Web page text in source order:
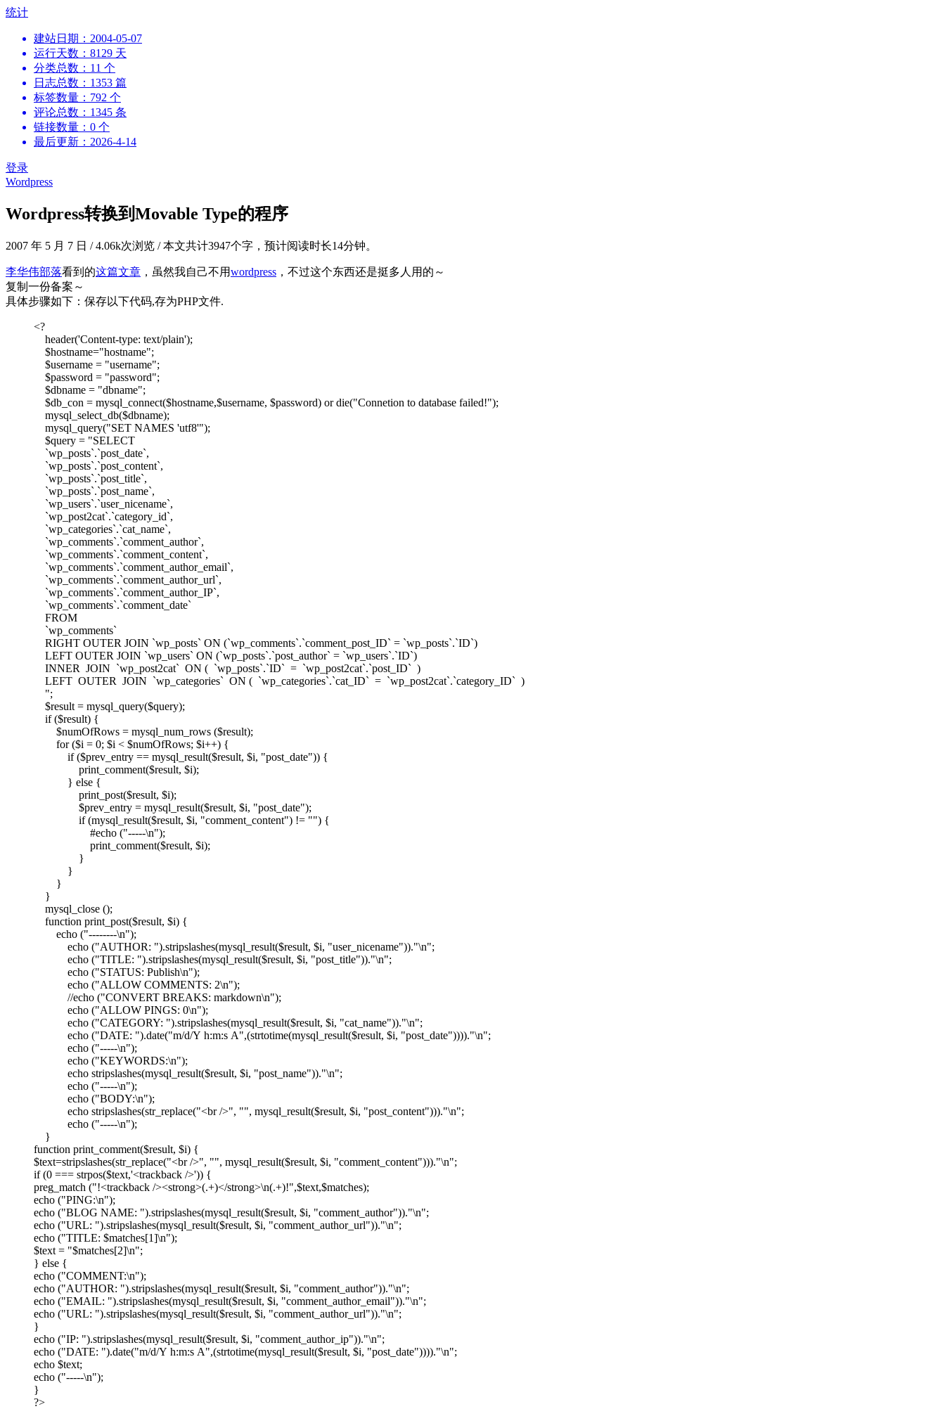
跳
统计
建站日期：2004-05-07
运行天数：8129 天
分类总数：11 个
日志总数：1353 篇
标签数量：792 个
评论总数：1345 条
链接数量：0 个
最后更新：2026-4-14
登录
Wordpress
Wordpress转换到Movable Type的程序
2007 年 5 月 7 日 /4.06k次浏览 /本文共计3947个字，预计阅读时长14分钟。
李华伟部落看到的这篇文章 ，虽然我自己不用wordpress ，不过这个东西还是挺多人用的～
复制一份备案～
具体步骤如下：保存以下代码,存为PHP文件.
<?
header('Content-type: text/plain');
$hostname="hostname";
$username = "username";
$password = "password";
$dbname = "dbname";
$db_con = mysql_connect($hostname,$username, $password) or die("Connetion to database failed!");
mysql_select_db($dbname);
mysql_query("SET NAMES 'utf8'");
$query = "SELECT
`wp_posts`.`post_date`,
`wp_posts`.`post_content`,
`wp_posts`.`post_title`,
`wp_posts`.`post_name`,
`wp_users`.`user_nicename`,
`wp_post2cat`.`category_id`,
`wp_categories`.`cat_name`,
`wp_comments`.`comment_author`,
`wp_comments`.`comment_content`,
`wp_comments`.`comment_author_email`,
`wp_comments`.`comment_author_url`,
`wp_comments`.`comment_author_IP`,
`wp_comments`.`comment_date`
FROM
`wp_comments`
RIGHT OUTER JOIN `wp_posts` ON (`wp_comments`.`comment_post_ID` = `wp_posts`.`ID`)
LEFT OUTER JOIN `wp_users` ON (`wp_posts`.`post_author` = `wp_users`.`ID`)
INNER JOIN `wp_post2cat` ON ( `wp_posts`.`ID` = `wp_post2cat`.`post_ID` )
LEFT OUTER JOIN `wp_categories` ON ( `wp_categories`.`cat_ID` = `wp_post2cat`.`category_ID` )
";
$result = mysql_query($query);
if ($result) {
$numOfRows = mysql_num_rows ($result);
for ($i = 0; $i < $numOfRows; $i++) {
if ($prev_entry == mysql_result($result, $i, "post_date")) {
print_comment($result, $i);
} else {
print_post($result, $i);
$prev_entry = mysql_result($result, $i, "post_date");
if (mysql_result($result, $i, "comment_content") != "") {
#echo ("-----\n");
print_comment($result, $i);
}
}
}
}
mysql_close ();
function print_post($result, $i) {
echo ("--------\n");
echo ("AUTHOR: ").stripslashes(mysql_result($result, $i, "user_nicename"))."\n";
echo ("TITLE: ").stripslashes(mysql_result($result, $i, "post_title"))."\n";
echo ("STATUS: Publish\n");
echo ("ALLOW COMMENTS: 2\n");
//echo ("CONVERT BREAKS: markdown\n");
echo ("ALLOW PINGS: 0\n");
echo ("CATEGORY: ").stripslashes(mysql_result($result, $i, "cat_name"))."\n";
echo ("DATE: ").date("m/d/Y h:m:s A",(strtotime(mysql_result($result, $i, "post_date"))))."\n";
echo ("-----\n");
echo ("KEYWORDS:\n");
echo stripslashes(mysql_result($result, $i, "post_name"))."\n";
echo ("-----\n");
echo ("BODY:\n");
echo stripslashes(str_replace("<br />", "", mysql_result($result, $i, "post_content")))."\n";
echo ("-----\n");
}
function print_comment($result, $i) {
$text=stripslashes(str_replace("<br />", "", mysql_result($result, $i, "comment_content")))."\n";
if (0 === strpos($text,'<trackback />')) {
preg_match ("!<trackback /><strong>(.+)</strong>\n(.+)!",$text,$matches);
echo ("PING:\n");
echo ("BLOG NAME: ").stripslashes(mysql_result($result, $i, "comment_author"))."\n";
echo ("URL: ").stripslashes(mysql_result($result, $i, "comment_author_url"))."\n";
echo ("TITLE: $matches[1]\n");
$text = "$matches[2]\n";
} else {
echo ("COMMENT:\n");
echo ("AUTHOR: ").stripslashes(mysql_result($result, $i, "comment_author"))."\n";
echo ("EMAIL: ").stripslashes(mysql_result($result, $i, "comment_author_email"))."\n";
echo ("URL: ").stripslashes(mysql_result($result, $i, "comment_author_url"))."\n";
}
echo ("IP: ").stripslashes(mysql_result($result, $i, "comment_author_ip"))."\n";
echo ("DATE: ").date("m/d/Y h:m:s A",(strtotime(mysql_result($result, $i, "post_date"))))."\n";
echo $text;
echo ("-----\n");
}
?>